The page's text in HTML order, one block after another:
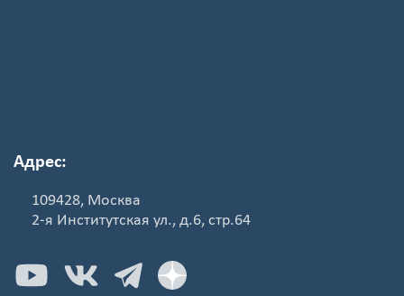
Адрес:
109428, Москва
2-я Институтская ул., д.6, стр.64